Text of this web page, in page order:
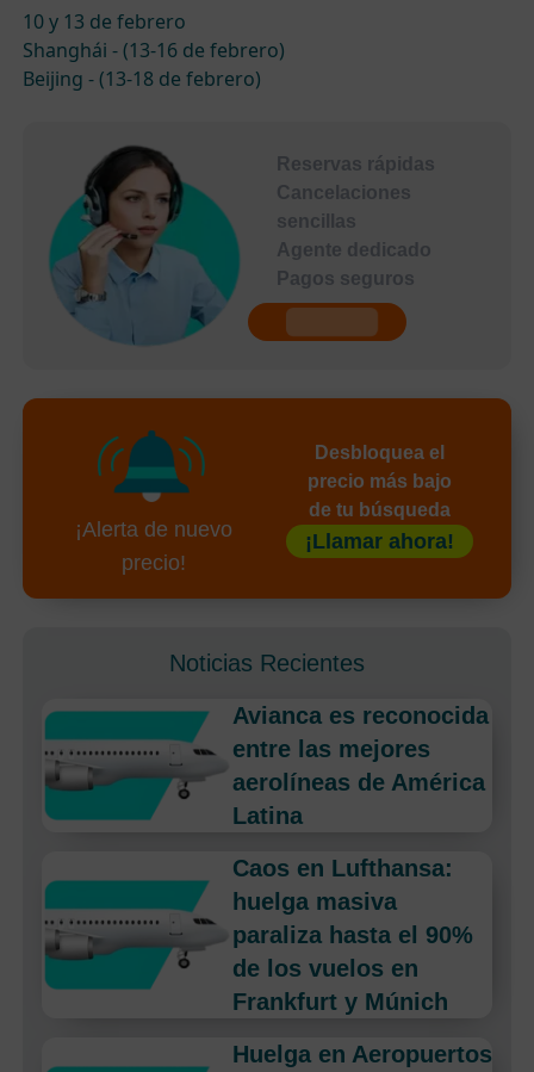
10 y 13 de febrero
Shanghái - (13-16 de febrero)
Beijing - (13-18 de febrero)
Reservas rápidas
Cancelaciones
sencillas
Agente dedicado
Pagos seguros
¡Alerta de nuevo
precio!
Desbloquea el
precio más bajo
de tu búsqueda
¡Llamar ahora!
Noticias Recientes
Avianca es reconocida
entre las mejores
aerolíneas de América
Latina
Caos en Lufthansa:
huelga masiva
paraliza hasta el 90%
de los vuelos en
Frankfurt y Múnich
Huelga en Aeropuertos